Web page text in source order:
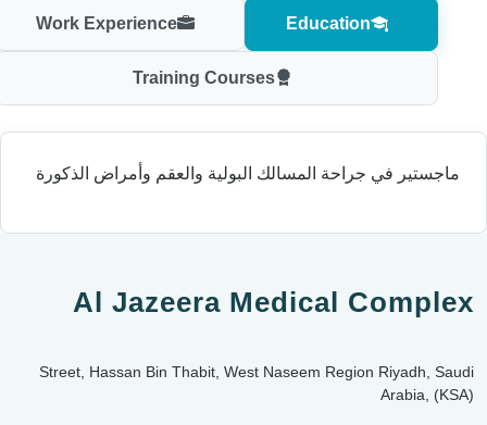
Education
Work Experience
Training Courses
ماجستير في جراحة المسالك البولية والعقم وأمراض الذكورة
Al Jazeera Medical Complex
Street, Hassan Bin Thabit, West Naseem Region Riyadh, Saudi
Arabia, (KSA)